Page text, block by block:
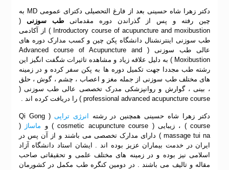
دکتر زهرا شاه حسینی بعد از فارغ التحصیلی دکترای عمومی MD به
چین رفته و پس از گذراندن دوره مقدماتیطب سوزنی (
Introductory course of acupuncture and moxibustion ) از آکادمی
طب سوزنی اینترنشنال دانشگاه پکن چین و کسب مدارک دوره های
عالی طب سوزنی ( Advanced course of Acupuncture and
Moxibustion ) به دلیل علاقه زیاد و مشاهده تاثیرات شگفت انگیز این
رشته طب مجددا جهت تکمیل دوره ها به پکن سفر کرده و در زمینه
های مختلف طب سوزنی از جمله مغز و اعصاب ، چشم ، گوش ، حلق
، بینی ، گوارش و روانپزشکی مدرک تخصصی عالی طب سوزنی (
professional advanced acupuncture course ) را دریافت کرده اند .
دکتر زهرا شاه حسینی همچنین در رشته انرژی تراپی
( Qi Gong
course ) ، زیبایی ( cosmetic acupuncture course ) و
ماساژ
(
massage tui na ) دارای مدارک تخصصی می باشند و از آن پس در
ایران در خدمت بیماران عزیز بوده اند . ایشان استاد دانشگاه آزاد
اسلامی نیز بوده و در زمینه های مختلف علمی و تحقیقاتی صاحب
مقاله و تالیف می باشند . در دومین کنگره طب مکمل در کشورمان